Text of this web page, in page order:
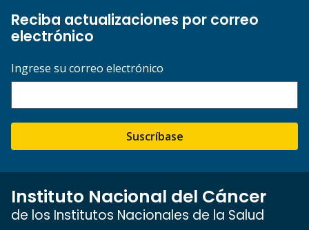
Reciba actualizaciones por correo
electrónico
Ingrese su correo electrónico
Suscríbase
Instituto Nacional del Cáncer
de los Institutos Nacionales de la Salud